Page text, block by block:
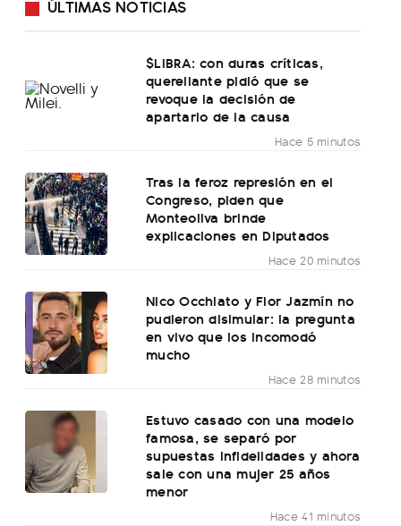
ÚLTIMAS NOTICIAS
$LIBRA: con duras críticas,
querellante pidió que se
revoque la decisión de
apartarlo de la causa
Hace 5 minutos
Tras la feroz represión en el
Congreso, piden que
Monteoliva brinde
explicaciones en Diputados
Hace 20 minutos
Nico Occhiato y Flor Jazmín no
pudieron disimular: la pregunta
en vivo que los incomodó
mucho
Hace 28 minutos
Estuvo casado con una modelo
famosa, se separó por
supuestas infidelidades y ahora
sale con una mujer 25 años
menor
Hace 41 minutos